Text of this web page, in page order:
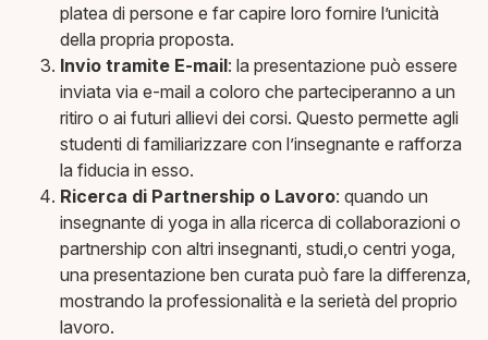
platea di persone e far capire loro fornire l’unicità
della propria proposta.
Invio tramite E-mail: la presentazione può essere
inviata via e-mail a coloro che parteciperanno a un
ritiro o ai futuri allievi dei corsi. Questo permette agli
studenti di familiarizzare con l’insegnante e rafforza
la fiducia in esso.
Ricerca di Partnership o Lavoro: quando un
insegnante di yoga in alla ricerca di collaborazioni o
partnership con altri insegnanti, studi,o centri yoga,
una presentazione ben curata può fare la differenza,
mostrando la professionalità e la serietà del proprio
lavoro.